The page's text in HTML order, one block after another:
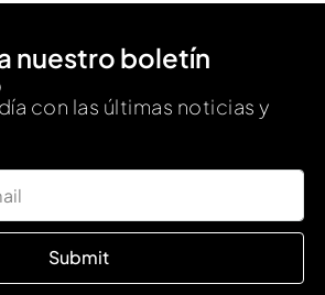
nuestro boletín
con las últimas noticias y
Submit